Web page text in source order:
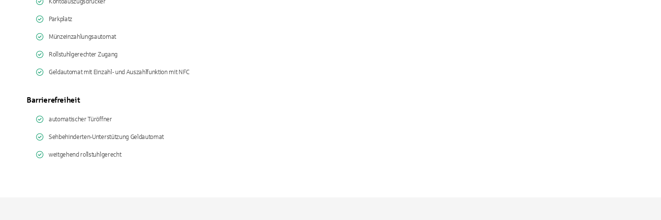
Kontoauszugsdrucker
Parkplatz
Münzeinzahlungsautomat
Rollstuhlgerechter Zugang
Geldautomat mit Einzahl- und Auszahlfunktion mit NFC
Barrierefreiheit
automatischer Türöffner
Sehbehinderten-Unterstützung Geldautomat
weitgehend rollstuhlgerecht